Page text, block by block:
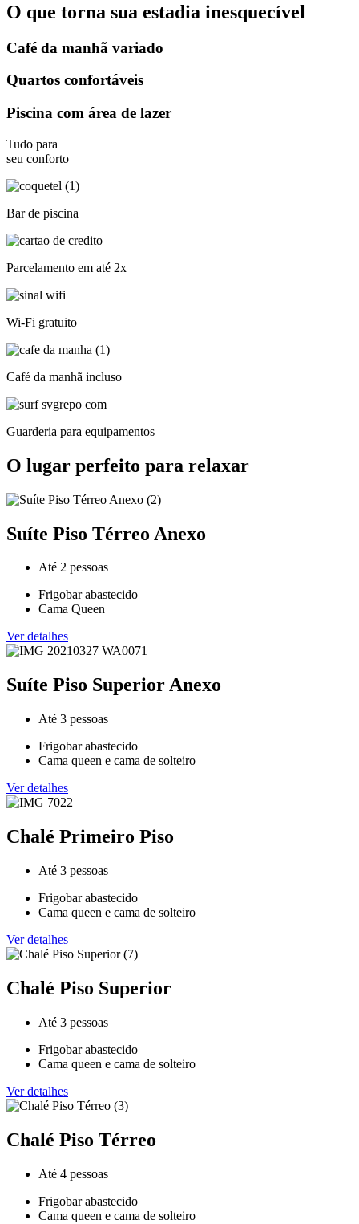
O que torna sua estadia inesquecível
Café da manhã variado
Quartos confortáveis
Piscina com área de lazer
Tudo para
seu conforto
Bar de piscina
Parcelamento em até 2x
Wi-Fi gratuito
Café da manhã incluso
Guarderia para equipamentos
O lugar perfeito para relaxar
Suíte Piso Térreo Anexo
Até 2 pessoas
Frigobar abastecido
Cama Queen
Ver detalhes
Suíte Piso Superior Anexo
Até 3 pessoas
Frigobar abastecido
Cama queen e cama de solteiro
Ver detalhes
Chalé Primeiro Piso
Até 3 pessoas
Frigobar abastecido
Cama queen e cama de solteiro
Ver detalhes
Chalé Piso Superior
Até 3 pessoas
Frigobar abastecido
Cama queen e cama de solteiro
Ver detalhes
Chalé Piso Térreo
Até 4 pessoas
Frigobar abastecido
Cama queen e cama de solteiro